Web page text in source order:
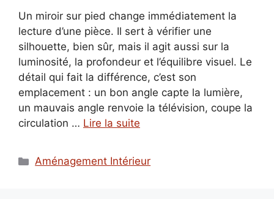
Un miroir sur pied change immédiatement la
lecture d’une pièce. Il sert à vérifier une
silhouette, bien sûr, mais il agit aussi sur la
luminosité, la profondeur et l’équilibre visuel. Le
détail qui fait la différence, c’est son
emplacement : un bon angle capte la lumière,
un mauvais angle renvoie la télévision, coupe la
circulation … Lire la suite
Catégories
Aménagement Intérieur